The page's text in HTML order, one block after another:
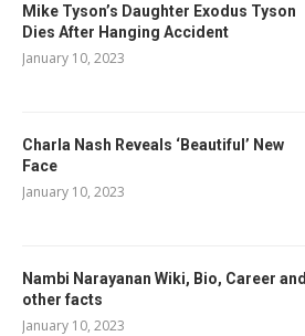
Mike Tyson’s Daughter Exodus Tyson
Dies After Hanging Accident
January 10, 2023
Charla Nash Reveals ‘Beautiful’ New
Face
January 10, 2023
Nambi Narayanan Wiki, Bio, Career and
other facts
January 10, 2023